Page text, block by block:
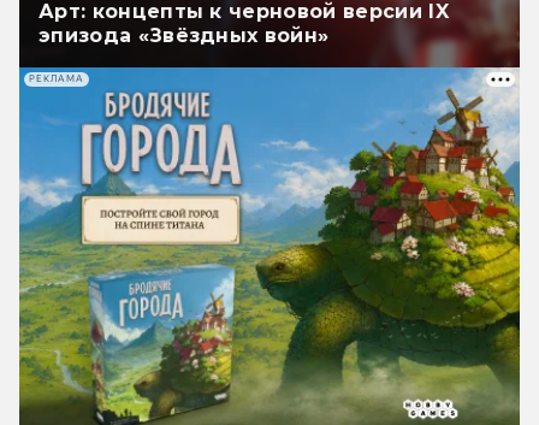
Арт: концепты к черновой версии IX
эпизода «Звёздных войн»
РЕКЛАМА